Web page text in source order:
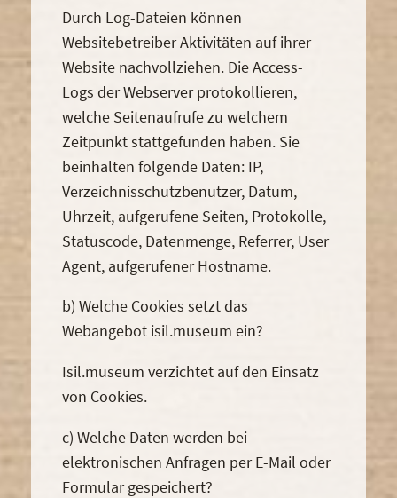
Durch Log-Dateien können
Websitebetreiber Aktivitäten auf ihrer
Website nachvollziehen. Die Access-
Logs der Webserver protokollieren,
welche Seitenaufrufe zu welchem
Zeitpunkt stattgefunden haben. Sie
beinhalten folgende Daten: IP,
Verzeichnisschutzbenutzer, Datum,
Uhrzeit, aufgerufene Seiten, Protokolle,
Statuscode, Datenmenge, Referrer, User
Agent, aufgerufener Hostname.
b) Welche Cookies setzt das
Webangebot isil.museum ein?
Isil.museum verzichtet auf den Einsatz
von Cookies.
c) Welche Daten werden bei
elektronischen Anfragen per E-Mail oder
Formular gespeichert?